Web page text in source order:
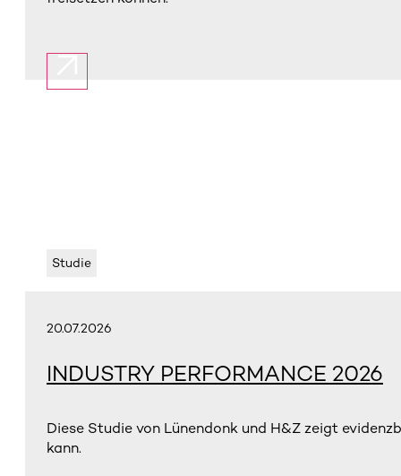
Studie
20.07.2026
INDUSTRY PERFORMANCE 2026
Diese Studie von Lünendonk und H&Z zeigt
kann.